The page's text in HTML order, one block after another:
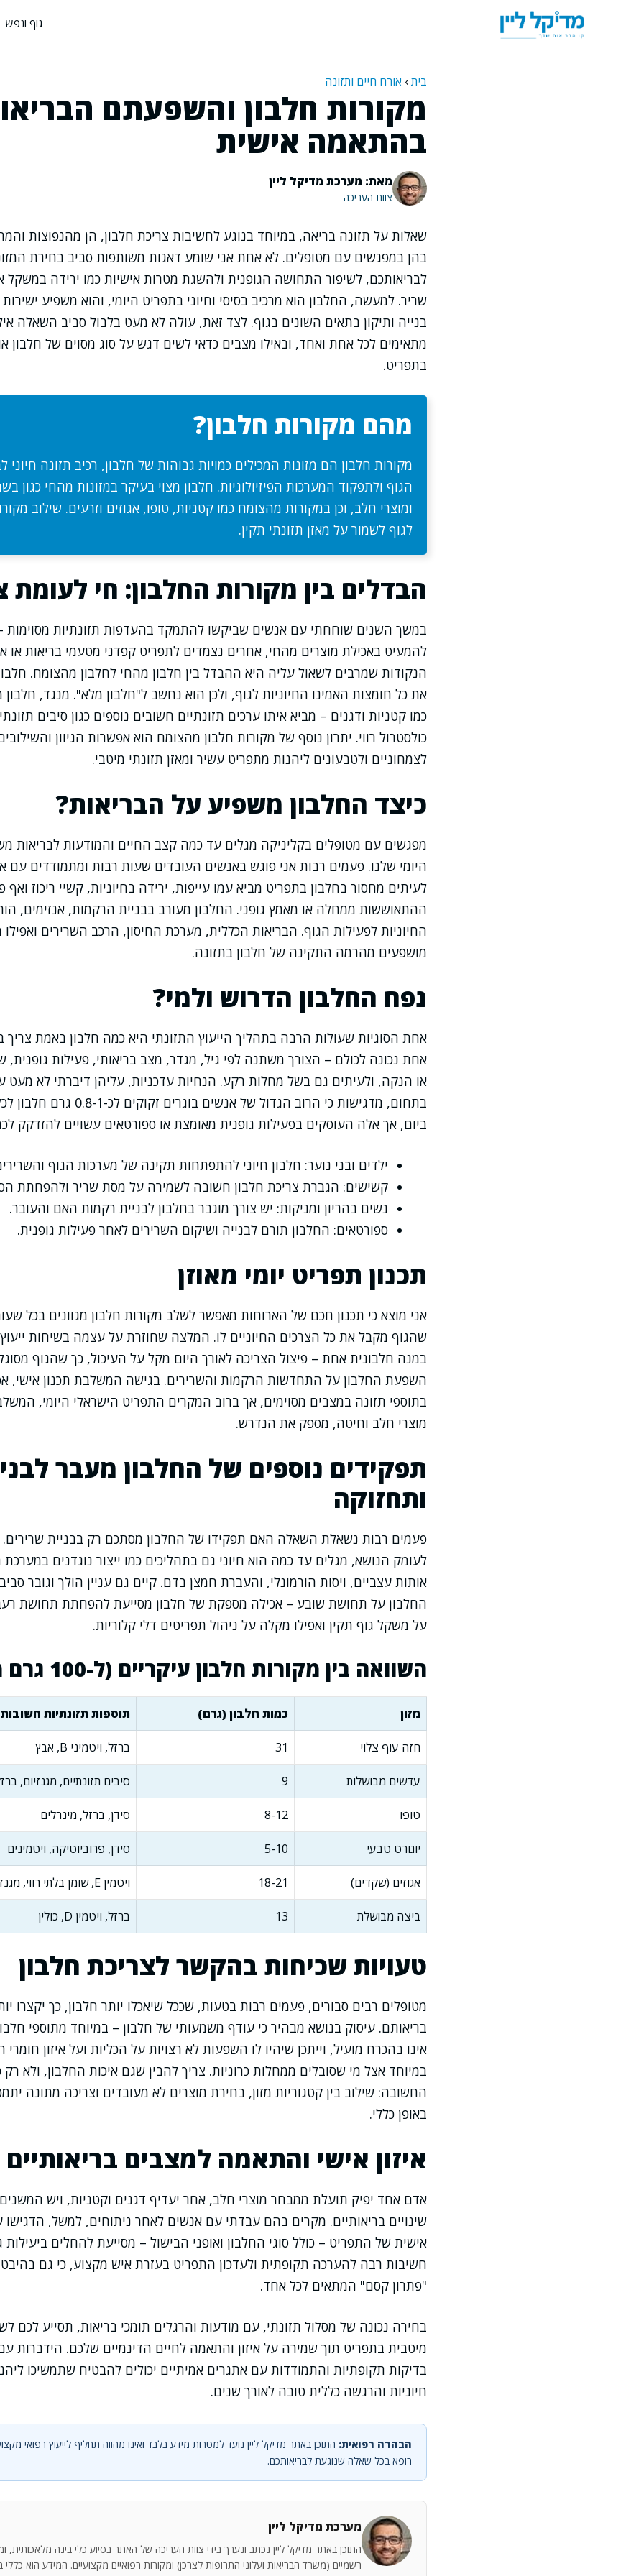
גוף ונפש
בית› אורח חיים ותזונה
מקורות חלבון והשפעתם
בהתאמה אישית
מאת: מערכת מדיקל ליין
צוות העריכה
שאלות על תזונה בריאה, במיוחד בנוגע לחשיבות צריכת חלבון, הן מהנפוצות
בהן במפגשים עם מטופלים. לא אחת אני שומע דאגות משותפות סביב בחירת
לבריאותכם, לשיפור התחושה הגופנית ולהשגת מטרות אישיות כמו ירידה במשקל
שריר. למעשה, החלבון הוא מרכיב בסיסי וחיוני בתפריט היומי, והוא משפיע
בנייה ותיקון בתאים השונים בגוף. לצד זאת, עולה לא מעט בלבול סביב השאלה
מתאימים לכל אחת ואחד, ובאילו מצבים כדאי לשים דגש על סוג מסוים של חלבון או
בתפריט.
מהם מקורות חלבון?
מקורות חלבון הם מזונות המכילים כמויות גבוהות של חלבון, רכיב תזונה חיוני
הגוף ולתפקוד המערכות הפיזיולוגיות. חלבון מצוי בעיקר במזונות מהחי כגון
ומוצרי חלב, וכן במקורות מהצומח כמו קטניות, טופו, אגוזים וזרעים. שילוב
לגוף לשמור על מאזן תזונתי תקין.
הבדלים בין מקורות החלבון: חי לעומת
במשך השנים שוחחתי עם אנשים שביקשו להתמקד בהעדפות תזונתיות מסוימות
להמעיט באכילת מוצרים מהחי, אחרים נצמדים לתפריט קפדני מטעמי בריאות או
הנקודות שמרבים לשאול עליה היא ההבדל בין חלבון מהחי לחלבון מהצומח.
את כל חומצות האמינו החיוניות לגוף, ולכן הוא נחשב ל"חלבון מלא". מנגד,
כמו קטניות ודגנים – מביא איתו ערכים תזונתיים חשובים נוספים כגון סיבים
כולסטרול רווי. יתרון נוסף של מקורות חלבון מהצומח הוא אפשרות הגיוון
לצמחוניים ולטבעונים ליהנות מתפריט עשיר ומאזן תזונתי מיטבי.
כיצד החלבון משפיע על הבריאות?
מפגשים עם מטופלים בקליניקה מגלים עד כמה קצב החיים והמודעות לבריאות
היומי שלנו. פעמים רבות אני פוגש באנשים העובדים שעות רבות ומתמודדים עם
לעיתים מחסור בחלבון בתפריט מביא עמו עייפות, ירידה בחיוניות, קשיי ריכוז ואף
ההתאוששות ממחלה או מאמץ גופני. החלבון מעורב בבניית הרקמות, אנזימים,
החיוניות לפעילות הגוף. הבריאות הכללית, מערכת החיסון, הרכב השרירים
מושפעים מהרמה התקינה של חלבון בתזונה.
נפח החלבון הדרוש ולמי?
אחת הסוגיות שעולות הרבה בתהליך הייעוץ התזונתי היא כמה חלבון באמת צריך
אחת נכונה לכולם – הצורך משתנה לפי גיל, מגדר, מצב בריאותי, פעילות גופנית,
או הנקה, ולעיתים גם בשל מחלות רקע. הנחיות עדכניות, עליהן דיברתי לא מעט
בתחום, מדגישות כי הרוב הגדול של
ביום, אך אלה העוסקים בפעילות גופנית מאומצת או ספורטאים עשויים להזדקק
ילדים ובני נוער: חלבון חיוני להתפתחות תקינה של מערכות הגוף
קשישים: הגברת צריכת חלבון חשובה לשמירה על מסת שריר ולהפחתת
נשים בהריון ומניקות: יש צורך מוגבר בחלבון לבניית רקמות האם והעובר.
ספורטאים: החלבון תורם לבנייה ושיקום השרירים לאחר פעילות גופנית.
תכנון תפריט יומי מאוזן
אני מוצא כי תכנון חכם של הארוחות מאפשר לשלב מקורות חלבון מגוונים בכל
שהגוף מקבל את כל הצרכים החיוניים לו. המלצה שחוזרת על עצמה בשיחות
במנה חלבונית אחת – פיצול הצריכה לאורך היום מקל על העיכול, כך שהגוף
השפעת החלבון על התחדשות הרקמות והשרירים. בגישה המשלבת תכנון אישי,
בתוספי תזונה במצבים מסוימים, אך ברוב המקרים התפריט הישראלי היומי,
מוצרי חלב וחיטה, מספק את הנדרש.
תפקידים נוספים של החלבון מעבר
ותחזוקה
פעמים רבות נשאלת השאלה האם תפקידו של החלבון מסתכם רק בבניית שרירים.
לעומק הנושא, מגלים עד כמה הוא חיוני גם בתהליכים כמו ייצור נוגדנים
אותות עצביים, ויסות הורמונלי, והעברת חמצן בדם. קיים גם עניין הולך וגובר
החלבון על תחושת שובע – אכילה מספקת של חלבון מסייעת להפחתת תחושת
על משקל גוף תקין ואפילו מקלה על ניהול תפריטים דלי קלוריות.
השוואה בין מקורות חלבון עיקריים (ל-100 גרם מוצר)
מזון כמות חלבון (גרם) תוספות תזונתיות חשובות
חזה עוף צלוי 31 ברזל, ויטמיני B, אבץ
עדשים מבושלות 9 סיבים תזונתיים, מגנזיום,
טופו 8-12 סידן, ברזל, מינרלים
יוגורט טבעי 5-10 סידן, פרוביוטיקה, ויטמינים
אגוזים (שקדים) 18-21 ויטמין E, שומן בלתי רווי, מגנזיום
ביצה מבושלת 13 ברזל, ויטמין D, כולין
טעויות שכיחות בהקשר לצריכת חלבון
מטופלים רבים סבורים, פעמים רבות בטעות, שככל שיאכלו יותר חלבון, כך יקצרו
בריאותם. עיסוק בנושא מבהיר כי עודף משמעותי של חלבון – במיוחד מתוספי
אינו בהכרח מועיל, וייתכן שיהיו לו השפעות לא רצויות על הכליות ועל איזון
במיוחד אצל מי שסובלים ממחלות כרוניות. צריך להבין שגם איכות החלבון, ולא רק
החשובה: שילוב בין קטגוריות מזון, בחירת מוצרים לא מעובדים וצריכה מתונה
באופן כללי.
איזון אישי והתאמה למצבים בריאותיים
אדם אחד יפיק תועלת ממבחר מוצרי חלב, אחר יעדיף דגנים וקטניות, ויש
שינויים בריאותיים. מקרים בהם עבדתי עם אנשים לאחר ניתוחים, למשל,
אישית של התפריט – כולל סוגי החלבון ואופני הבישול – מסייעת להחלים ביעילות
חשיבות רבה להערכה תקופתית ולעדכון התפריט בעזרת איש מקצוע, כי גם
"פתרון קסם" המתאים לכל אחד.
בחירה נכונה של מסלול תזונתי, עם מודעות והרגלים תומכי בריאות, תסייע לכם
מיטבית בתפריט תוך שמירה על איזון והתאמה לחיים הדינמיים שלכם. הידברות
בדיקות תקופתיות והתמודדות עם אתגרים אמיתיים יכולים להבטיח שתמשיכו
חיוניות והרגשה כללית טובה לאורך שנים.
הבהרה רפואית: התוכן באתר מדיקל ליין נועד למטרות מידע בלבד ואינו מהווה תחליף לייעוץ רפואי
רופא בכל שאלה שנוגעת לבריאותכם.
מערכת מדיקל ליין
התוכן באתר מדיקל ליין נכתב ונערך בידי צוות העריכה של האתר בסיוע כלי בינה מלאכותית,
רשמיים (משרד הבריאות ועלוני התרופות לצרכן) ומקורות רפואיים מקצועיים. המידע הוא כללי